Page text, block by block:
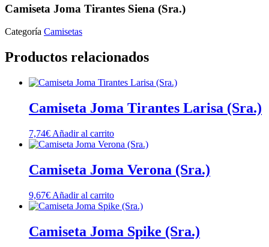
Camiseta Joma Tirantes Siena (Sra.)
Categoría Camisetas
Productos relacionados
Camiseta Joma Tirantes Larisa (Sra.)
7,74€ Añadir al carrito
Camiseta Joma Verona (Sra.)
9,67€ Añadir al carrito
Camiseta Joma Spike (Sra.)